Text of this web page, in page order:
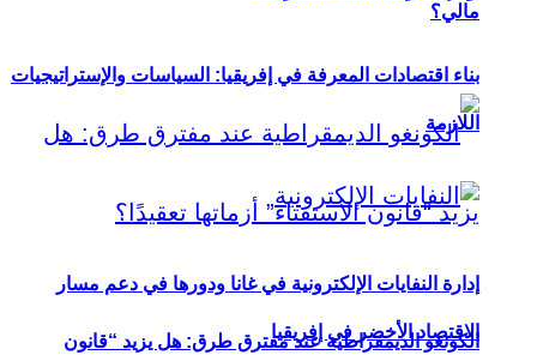
مالي؟
الكونغو الديمقراطية عند مفترق طرق: هل يزيد “قانون
بناء اقتصادات المعرفة في إفريقيا: السياسات والإستراتيجيات
اللازمة
إدارة النفايات الإلكترونية في غانا ودورها في دعم مسار
الاقتصاد الأخضر في إفريقيا